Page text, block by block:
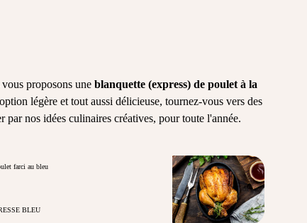
proposons une blanquette (express) de poulet à la
légère et tout aussi délicieuse, tournez-vous vers des
par nos idées culinaires créatives, pour toute l'année.
farci au bleu
BLEU